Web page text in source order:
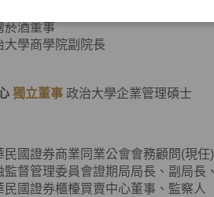
菸酒董事
大學商學院副院長
獨立董事 政治大學企業管理碩士
民國證券商業同業公會會務顧問(現任)
監督管理委員會證期局局長、副局長
民國證券櫃檯買賣中心董事、監察人